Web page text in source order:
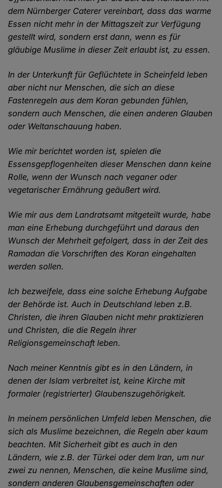
dem Nürnberger Caterer vereinbart, dass das warme
Essen nicht mehr in der Mittagszeit zur Verfügung
gestellt wird, sondern erst dann, wenn es für
gläubige Muslime in dieser Zeit erlaubt ist, zu essen.
In der Unterkunft für Geflüchtete in Scheinfeld leben
aber nicht nur Menschen, die sich an diese
Fastenregeln aus dem Koran gebunden fühlen,
sondern auch Menschen, die einen anderen Glauben
oder Weltanschauung haben.
Wie mir berichtet worden ist, spielen die
Essensgepflogenheiten dieser Menschen dann keine
Rolle, wenn der Wunsch nach veganer oder
vegetarischer Ernährung geäußert wird.
Wie mir aus dem Landratsamt mitgeteilt wurde, habe
man eine Erhebung durchgeführt und daraus den
Wunsch der Mehrheit gefolgert, dass in der Zeit des
Ramadan die Vorschriften des Koran eingehalten
werden sollen.
Ich bezweifele, dass eine solche Erhebung Aufgabe
der Behörde ist. Auch in Deutschland leben z.B.
Christen, die ihren Glauben nicht mehr praktizieren
und Christen, die die Regeln ihrer
Religionsgemeinschaft leben.
Nach meiner Kenntnis gibt es in den Ländern, in
denen der Islam verbreitet ist, keine Kirche mit
formaler (registrierter) Glaubenszugehörigkeit.
In meinem persönlichen Umfeld leben Menschen, die
sich als Muslime bezeichnen, die Regeln aber kaum
beachten. Mit Sicherheit gibt es auch in den
Ländern, wie z.B. der Türkei oder dem Iran, um nur
zwei zu nennen, Menschen, die keine Muslime sind,
sondern anderen Glaubensgemeinschaften oder